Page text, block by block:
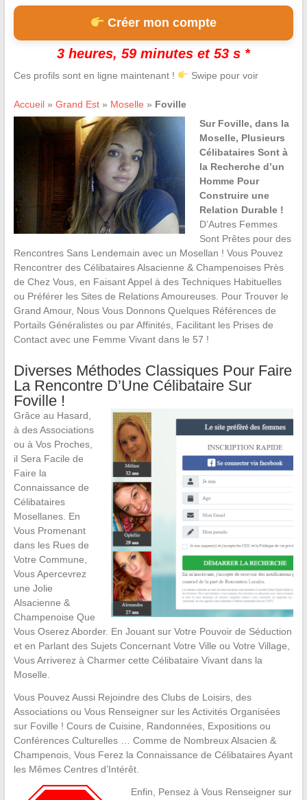
Créer mon compte
3 heures, 59 minutes et 52 s *
Ces profils sont en ligne maintenant ! Swipe pour voir
Accueil» Grand Est» Moselle » Foville
Sur Foville, dans la
Moselle, Plusieurs
Célibataires Sont à
la Recherche d’un
Homme Pour
Construire une
Relation Durable !
D’Autres Femmes
Sont Prêtes pour des
Rencontres Sans Lendemain avec un Mosellan ! Vous Pouvez
Rencontrer des Célibataires Alsacienne & Champenoises Près
de Chez Vous, en Faisant Appel à des Techniques Habituelles
ou Préférer les Sites de Relations Amoureuses. Pour Trouver le
Grand Amour, Nous Vous Donnons Quelques Références de
Portails Généralistes ou par Affinités, Facilitant les Prises de
Contact avec une Femme Vivant dans le 57 !
Diverses Méthodes Classiques Pour Faire
La Rencontre D’Une Célibataire Sur
Foville !
Grâce au Hasard,
à des Associations
ou à Vos Proches,
il Sera Facile de
Faire la
Connaissance de
Célibataires
Mosellanes. En
Vous Promenant
dans les Rues de
Votre Commune,
Vous Apercevrez
une Jolie
Alsacienne &
Champenoise Que
Vous Oserez Aborder. En Jouant sur Votre Pouvoir de Séduction
et en Parlant des Sujets Concernant Votre Ville ou Votre Village,
Vous Arriverez à Charmer cette Célibataire Vivant dans la
Moselle.
Vous Pouvez Aussi Rejoindre des Clubs de Loisirs, des
Associations ou Vous Renseigner sur les Activités Organisées
sur Foville ! Cours de Cuisine, Randonnées, Expositions ou
Conférences Culturelles … Comme de Nombreux Alsacien &
Champenois, Vous Ferez la Connaissance de Célibataires Ayant
les Mêmes Centres d’Intérêt.
Enfin, Pensez à Vous Renseigner sur